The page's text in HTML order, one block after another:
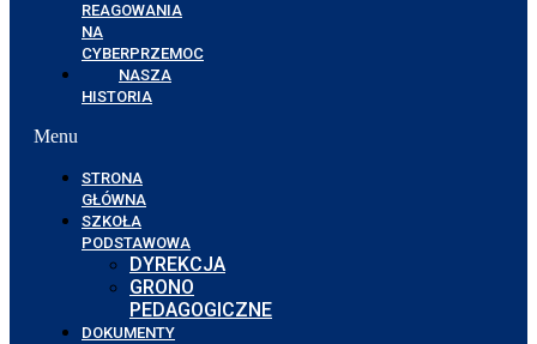
REAGOWANIA
NA
CYBERPRZEMOC
NASZA
HISTORIA
Menu
STRONA
GŁÓWNA
SZKOŁA
PODSTAWOWA
DYREKCJA
GRONO
PEDAGOGICZNE
DOKUMENTY